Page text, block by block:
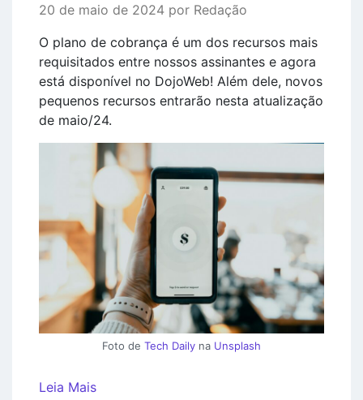
20 de maio de 2024 por Redação
O plano de cobrança é um dos recursos mais
requisitados entre nossos assinantes e agora
está disponível no DojoWeb! Além dele, novos
pequenos recursos entrarão nesta atualização
de maio/24.
Foto de Tech Daily na Unsplash
Leia Mais